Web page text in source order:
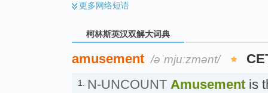
更多网络短语
柯林斯英汉双解大词典
amusement /əˈmjuːzmənt/
1. N-UNCOUNT Amusement is